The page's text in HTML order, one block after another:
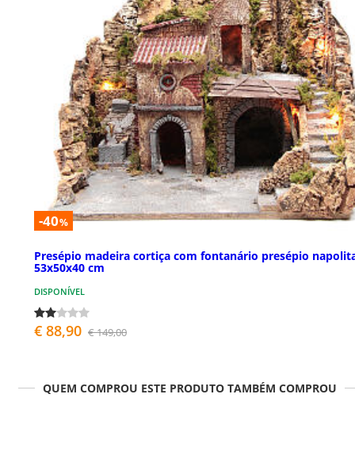
-40%
Presépio madeira cortiça com fontanário presépio
53x50x40 cm
DISPONÍVEL
€ 88,90 € 149,00
QUEM COMPROU ESTE PRODUTO TAMBÉM COMPROU